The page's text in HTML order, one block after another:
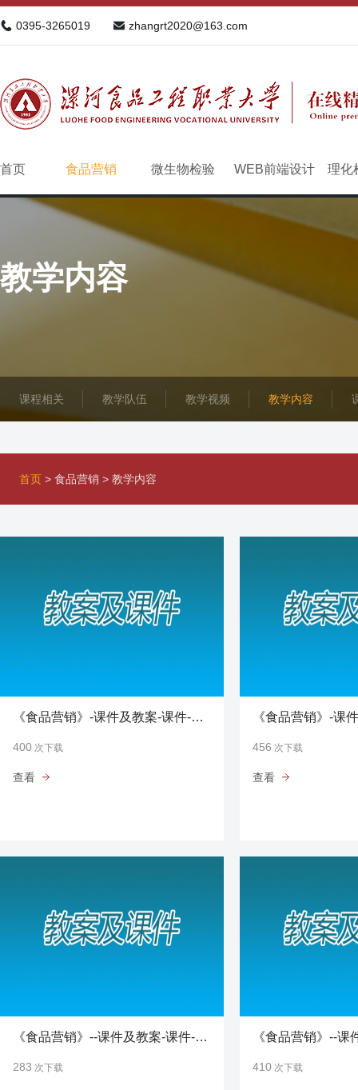
0395-3265019 zhangrt2020@163.com
首页 食品营销 微生物检验 WEB前端设计 理化
教学内容
课程相关 教学队伍 教学视频 教学内容
首页 > 食品营销 > 教学内容
《食品营销》-课件及教案-课件-第11单元-运用食品营销管理
400 次下载
查看
456 次下载
查看
《食品营销》--课件及教案-课件-第7单元-运用食品营销产品策略
283 次下载 410 次下载